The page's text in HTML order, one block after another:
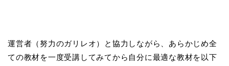
運営者（努力のガリレオ）と協力しながら、あらかじめ全
ての教材を一度受講してみてから自分に最適な教材を以下